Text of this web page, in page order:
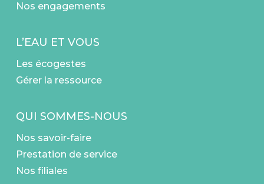
Nos engagements
L’EAU ET VOUS
Les écogestes
Gérer la ressource
QUI SOMMES-NOUS
Nos savoir-faire
Prestation de service
Nos filiales